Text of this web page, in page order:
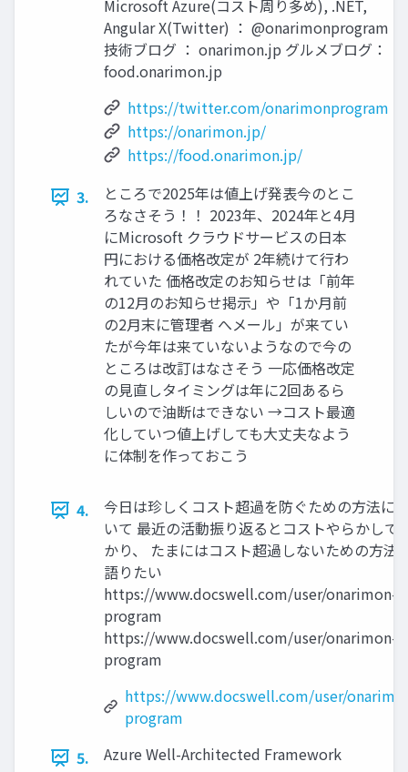
Microsoft Azure(コスト周り多め), .NET,
Angular X(Twitter) ： @onarimonprogram
技術ブログ ： onarimon.jp グルメブログ：
food.onarimon.jp
https://twitter.com/onarimonprogram
https://onarimon.jp/
https://food.onarimon.jp/
3.
ところで2025年は値上げ発表今のとこ
ろなさそう！！ 2023年、2024年と4月
にMicrosoft クラウドサービスの日本
円における価格改定が 2年続けて行わ
れていた 価格改定のお知らせは「前年
の12月のお知らせ掲示」や「1か月前
の2月末に管理者 へメール」が来てい
たが今年は来ていないようなので今の
ところは改訂はなさそう 一応価格改定
の見直しタイミングは年に2回あるら
しいので油断はできない →コスト最適
化していつ値上げしても大丈夫なよう
に体制を作っておこう
4.
今日は珍しくコスト超過を防ぐための方法に
いて 最近の活動振り返るとコストやらかして
かり、 たまにはコスト超過しないための方法
語りたい
https://www.docswell.com/user/onarimon-
program
https://www.docswell.com/user/onarimon-
program
https://www.docswell.com/user/
program
5.
Azure Well-Architected Framework